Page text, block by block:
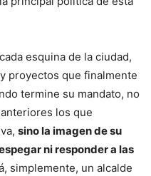
esquina de la ciudad,
proyectos que finalmente
termine su mandato, no
los que
sino la imagen de su
ni responder a las
simplemente, un alcalde